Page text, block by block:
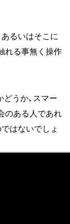
るいはそこに
れる事無く操作
うか、スマー
のある人であれ
はないでしょ